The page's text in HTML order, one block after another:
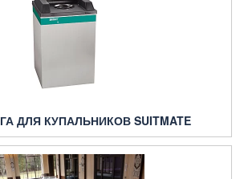
ДЛЯ КУПАЛЬНИКОВ SUITMATE